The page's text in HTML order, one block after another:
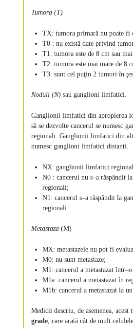
Tumora (T)
TX: tumora primară nu poate fi
T0 : nu există date privind
T1: tumora este de 8 cm sau
T2: tumora este mai mare de 8
T3: sunt cel puţin 2 tumori în
Noduli (N) sau ganglioni limfatici.
Ganglionii limfatici din apropierea
să se dezvolte cancerul se numesc
regionali. Ganglionii limfatici din
numesc ganglioni limfatici distanți.
NX: ganglionii limfatici
N0 : cancerul nu s–a răspândit
regionali;
N1: cancerul s–a răspândit la
regionali.
Metastaza(M)
MX: metastazele nu pot fi
M0: nu sunt metastaze;
M1: cancerul a metastazat
M1a: cancerul a metastazat în
M1b: cancerul a metastazat la
Medicii descriu, de asemenea, acest
grade, care arată cât de mult